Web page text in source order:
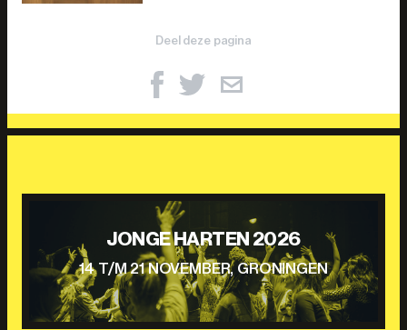
Deel deze pagina
JONGE HARTEN 2026
14 T/M 21 NOVEMBER, GRONINGEN